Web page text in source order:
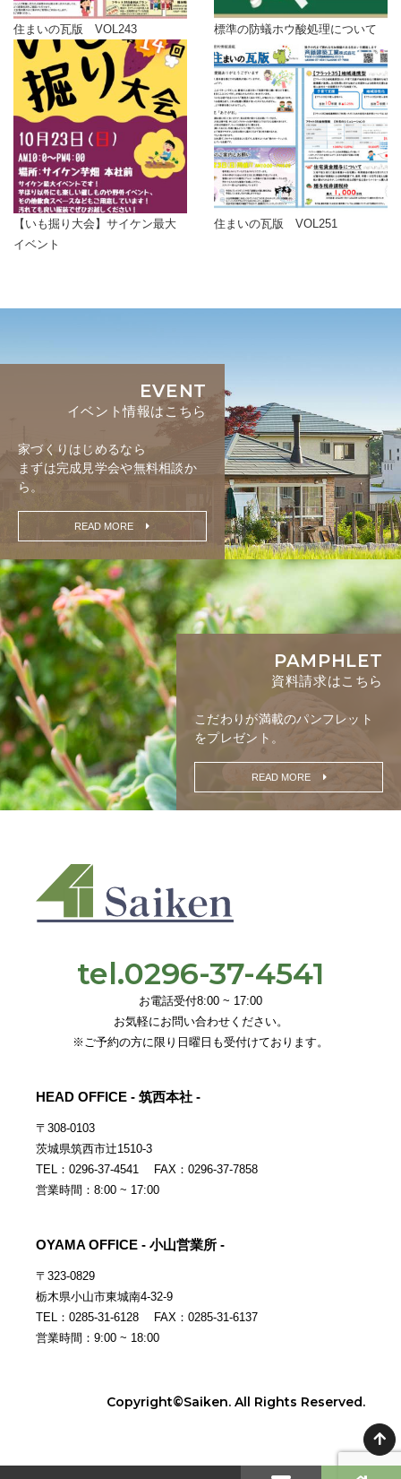
住まいの瓦版 VOL243 標準の防蟻ホウ酸処理について
【いも掘り大会】サイケン最大
イベント
住まいの瓦版 VOL251
EVENT
イベント情報はこちら
家づくりはじめるなら
まずは完成見学会や無料相談か
ら。
READ MORE
PAMPHLET
資料請求はこちら
こだわりが満載のパンフレット
をプレゼント。
READ MORE
tel.0296-37-4541
お電話受付8:00 ~ 17:00
お気軽にお問い合わせください。
※ご予約の方に限り日曜日も受付けております。
HEAD OFFICE - 筑西本社 -
〒308-0103
茨城県筑西市辻1510-3
TEL：0296-37-4541 FAX：0296-37-7858
営業時間：8:00 ~ 17:00
OYAMA OFFICE - 小山営業所 -
〒323-0829
栃木県小山市東城南4-32-9
TEL：0285-31-6128 FAX：0285-31-6137
営業時間：9:00 ~ 18:00
Copyright©Saiken. All Rights Reserved.